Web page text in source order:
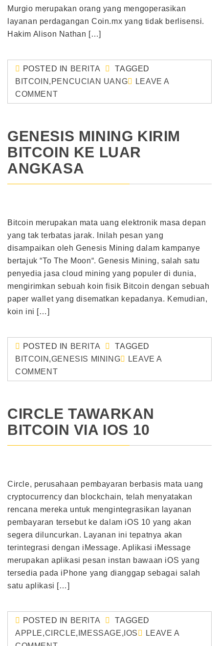
Murgio merupakan orang yang mengoperasikan
layanan perdagangan Coin.mx yang tidak berlisensi.
Hakim Alison Nathan […]
POSTED IN BERITA
TAGGED
BITCOIN , PENCUCIAN UANG
LEAVE A
COMMENT
GENESIS MINING KIRIM
BITCOIN KE LUAR
ANGKASA
Bitcoin merupakan mata uang elektronik masa depan
yang tak terbatas jarak. Inilah pesan yang
disampaikan oleh Genesis Mining dalam kampanye
bertajuk “To The Moon“. Genesis Mining, salah satu
penyedia jasa cloud mining yang populer di dunia,
mengirimkan sebuah koin fisik Bitcoin dengan sebuah
paper wallet yang disematkan kepadanya. Kemudian,
koin ini […]
POSTED IN BERITA
TAGGED
BITCOIN ,GENESIS MINING
LEAVE A
COMMENT
CIRCLE TAWARKAN
BITCOIN VIA IOS 10
Circle, perusahaan pembayaran berbasis mata uang
cryptocurrency dan blockchain, telah menyatakan
rencana mereka untuk mengintegrasikan layanan
pembayaran tersebut ke dalam iOS 10 yang akan
segera diluncurkan. Layanan ini tepatnya akan
terintegrasi dengan iMessage. Aplikasi iMessage
merupakan aplikasi pesan instan bawaan iOS yang
tersedia pada iPhone yang dianggap sebagai salah
satu aplikasi […]
POSTED IN BERITA
TAGGED
APPLE,CIRCLE, IMESSAGE, IOS
LEAVE A